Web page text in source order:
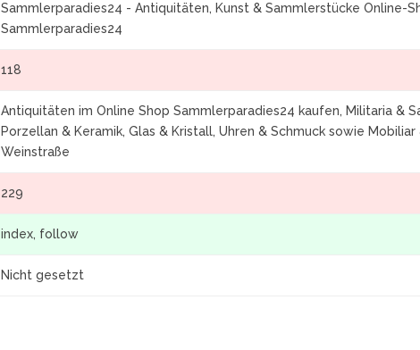
Sammlerparadies24 - Antiquitäten, Kunst & Sammlerstücke Online-
Sammlerparadies24
118
Antiquitäten im Online Shop Sammlerparadies24 kaufen, Militaria &
Porzellan & Keramik, Glas & Kristall, Uhren & Schmuck sowie
Weinstraße
229
index, follow
Nicht gesetzt